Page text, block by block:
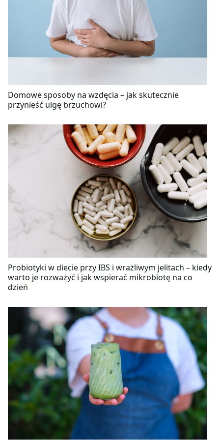
Domowe sposoby na wzdęcia – jak skutecznie
przynieść ulgę brzuchowi?
Probiotyki w diecie przy IBS i wrażliwym jelitach – kiedy
warto je rozważyć i jak wspierać mikrobiotę na co
dzień